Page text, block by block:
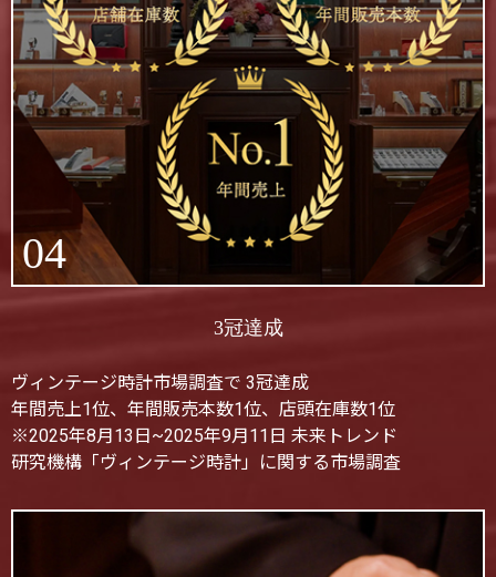
04
3冠達成
ヴィンテージ時計市場調査で 3冠達成
年間売上1位、年間販売本数1位、店頭在庫数1位
※2025年8月13日~2025年9月11日 未来トレンド
研究機構「ヴィンテージ時計」に関する市場調査